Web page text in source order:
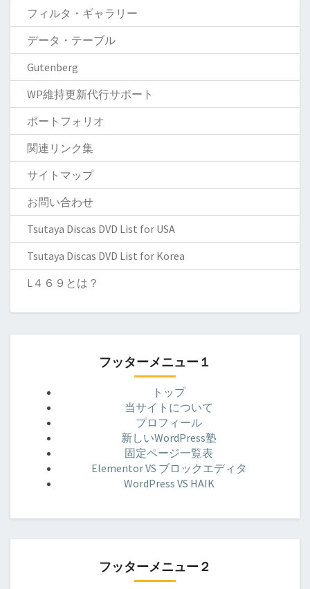
フィルタ・ギャラリー
データ・テーブル
Gutenberg
WP維持更新代行サポート
ポートフォリオ
関連リンク集
サイトマップ
お問い合わせ
Tsutaya Discas DVD List for USA
Tsutaya Discas DVD List for Korea
L４６９とは？
フッターメニュー１
トップ
当サイトについて
プロフィール
新しいWordPress塾
固定ページ一覧表
Elementor VS ブロックエディタ
WordPress VS HAIK
フッターメニュー２